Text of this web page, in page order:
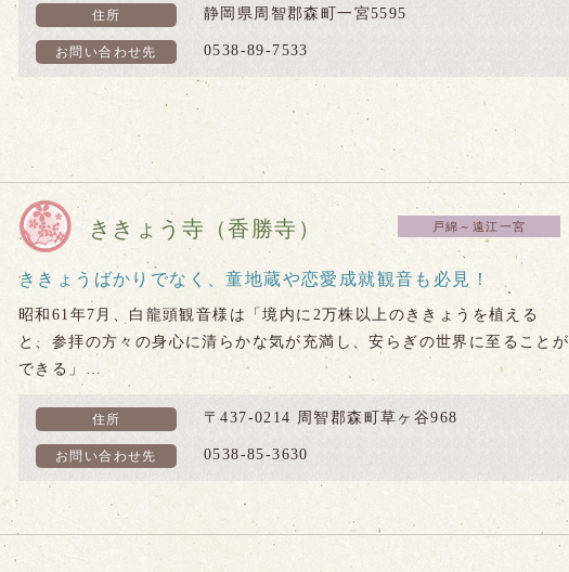
住所 静岡県周智郡森町一宮5595
お問い合わせ先 0538-89-7533
ききょう寺（香勝寺） 戸綿～遠江一宮
ききょうばかりでなく、童地蔵や恋愛成就観音も必見！
昭和61年7月、白龍頭観音様は「境内に2万株以上のききょうを植える
と、参拝の方々の身心に清らかな気が充満し、安らぎの世界に至ることが
できる」…
住所 〒437-0214 周智郡森町草ヶ谷968
お問い合わせ先 0538-85-3630